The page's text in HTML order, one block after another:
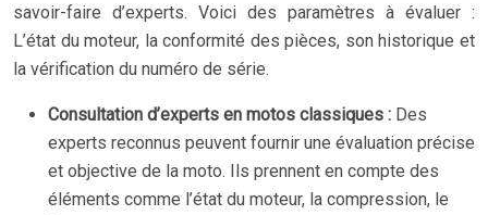
savoir-faire d’experts. Voici des paramètres à évaluer :
L’état du moteur, la conformité des pièces, son historique et
la vérification du numéro de série.
Consultation d’experts en motos classiques : Des
experts reconnus peuvent fournir une évaluation précise
et objective de la moto. Ils prennent en compte des
éléments comme l’état du moteur, la compression, le